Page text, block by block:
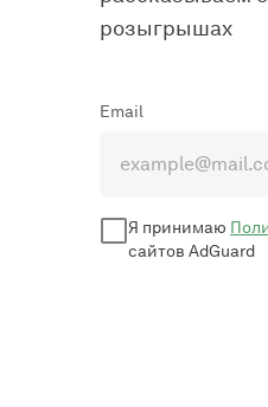
розыгрышах
Email
Я принимаю
сайтов AdGuard